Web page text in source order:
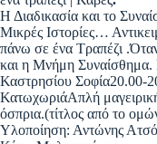
Η Διαδικασία και το
Μικρές Ιστορίες…
πάνω σε ένα Τραπέζι
και η Μνήμη Συναίσθημα.
Καστρησίου Σοφία20.00-
ΚατωχωριάΑπλή
όσπρια.(τίτλος από το
Υλοποίηση: Αντώνης